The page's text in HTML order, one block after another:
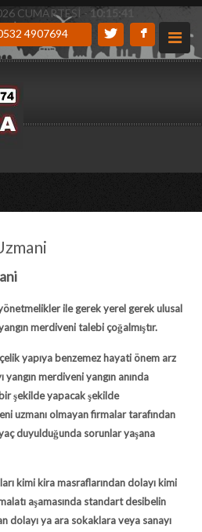
CUMARTESİ - 10:15:42
4907694
ile gerek yerel gerek ulusal
merdiveni talebi çoğalmıştır.
yapıya benzemez hayati önem arz
merdiveni yangın anında
şekilde yapacak şekilde
uzmanı olmayan firmalar tarafından
duyulduğunda sorunlar yaşana
kimi kira masraflarından dolayı kimi
aşamasında standart desibelin
dolayı ya ara sokaklara veya sanayı